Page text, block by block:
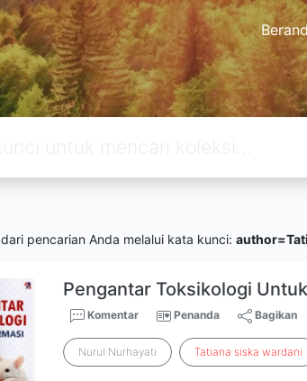
dari pencarian Anda melalui kata kunci:
Pengantar Toksikologi
Komentar Penanda Bagikan
Nurul Nurhayati Tatiana siska wardani